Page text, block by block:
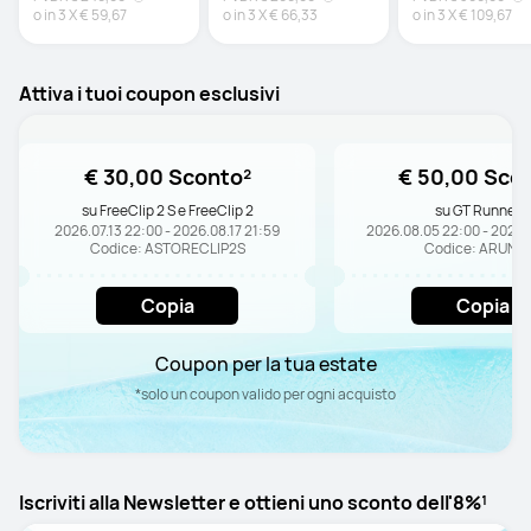
o in3X€ 59,67
o in3X€ 66,33
o in3X€ 109,67
Attiva i tuoi coupon esclusivi
€ 30,00 Sconto²
su FreeClip 2 S e FreeClip 2
2026.07.13 22:00 - 2026.08.17 21:59
Codice: ASTORECLIP2S
Copia
€ 50,00
su GT Runner 2
2026.08.05 22:00 -
Codice:
Copia
Coupon per la tua estate
*solo un coupon valido per ogni acquisto
Iscriviti alla Newsletter e ottieni uno sconto dell'8%¹